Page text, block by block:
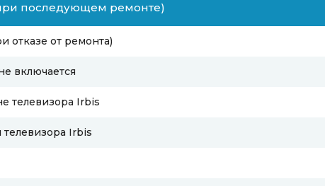
последующем ремонте)
отказе от ремонта)
включается
телевизора Irbis
Irbis